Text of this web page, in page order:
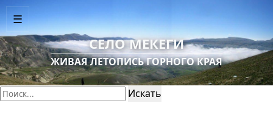
СЕЛО МЕКЕГИ
ЖИВАЯ ЛЕТОПИСЬ ГОРНОГО КРАЯ
Поиск: Искать
☰